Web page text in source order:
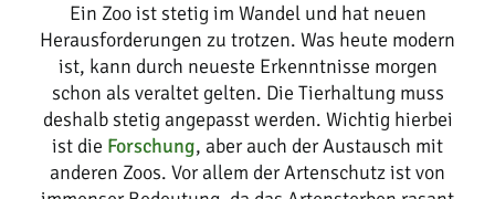
Ein Zoo ist stetig im Wandel und hat neuen
Herausforderungen zu trotzen. Was heute modern
ist, kann durch neueste Erkenntnisse morgen
schon als veraltet gelten. Die Tierhaltung muss
deshalb stetig angepasst werden. Wichtig hierbei
ist die Forschung, aber auch der Austausch mit
anderen Zoos. Vor allem der Artenschutz ist von